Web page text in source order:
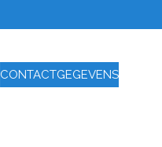
CONTACTGEGEVENS